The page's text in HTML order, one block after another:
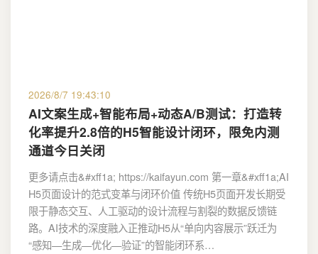
2026/8/7 19:43:10
AI文案生成+智能布局+动态A/B测试：打造转
化率提升2.8倍的H5智能设计闭环，限免内测
通道今日关闭
更多请点击&#xff1a; https://kaifayun.com 第一章&#xff1a;AI
H5页面设计的范式变革与闭环价值 传统H5页面开发长期受
限于静态交互、人工驱动的设计流程与割裂的数据反馈链
路。AI技术的深度融入正推动H5从“单向内容展示”跃迁为
“感知—生成—优化—验证”的智能闭环系…